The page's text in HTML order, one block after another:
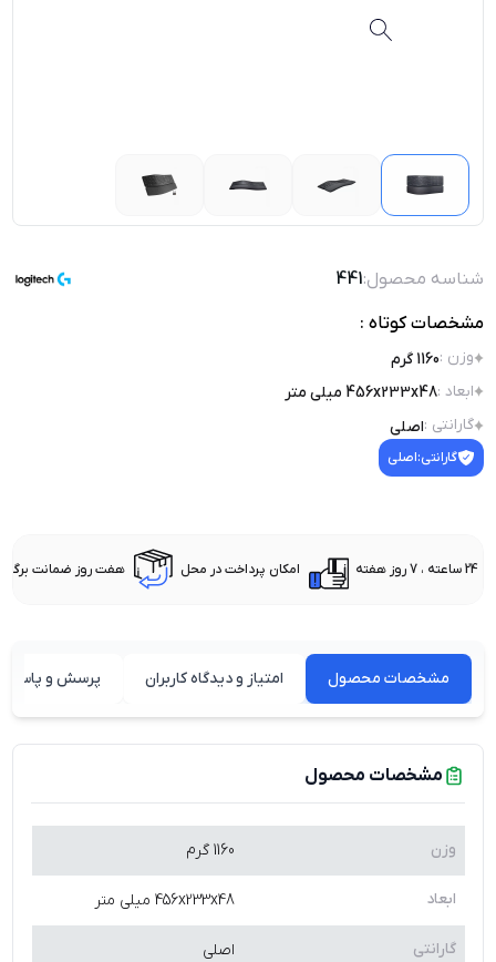
شناسه محصول:441
مشخصات کوتاه :
وزن :1160 گرم
ابعاد :456x233x48 میلی متر
گارانتی :اصلی
گارانتی:اصلی
24 ساعته ، 7 روز هفته امکان پرداخت در محل هفت روز ضمانت
مشخصات محصول امتیاز و دیدگاه کاربران پرسش و پاسخ
مشخصات محصول
وزن 1160 گرم
ابعاد 456x233x48 میلی متر
گارانتی اصلی